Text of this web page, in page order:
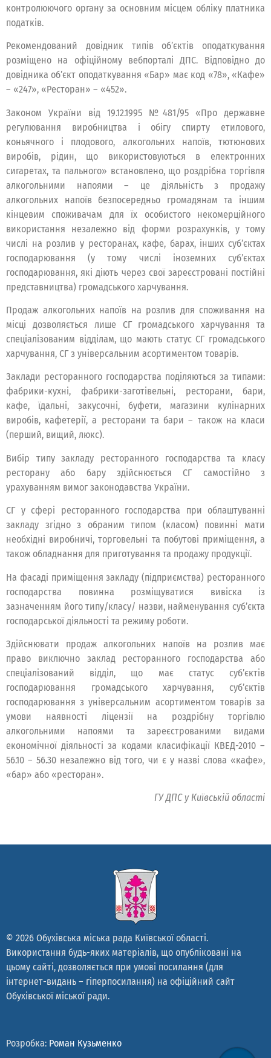
контролюючого органу за основним місцем обліку платника
податків.
Рекомендований довідник типів об’єктів оподаткування
розміщено на офіційному вебпорталі ДПС. Відповідно до
довідника об’єкт оподаткування «Бар» має код «78», «Кафе»
– «247», «Ресторан» – «452».
Законом України від 19.12.1995 №481/95 «Про державне
регулювання виробництва і обігу спирту етилового,
коньячного і плодового, алкогольних напоїв, тютюнових
виробів, рідин, що використовуються в електронних
сигаретах, та пального» встановлено, що роздрібна торгівля
алкогольними напоями – це діяльність з продажу
алкогольних напоїв безпосередньо громадянам та іншим
кінцевим споживачам для їх особистого некомерційного
використання незалежно від форми розрахунків, у тому
числі на розлив у ресторанах, кафе, барах, інших суб’єктах
господарювання (у тому числі іноземних суб’єктах
господарювання, які діють через свої зареєстровані постійні
представництва) громадського харчування.
Продаж алкогольних напоїв на розлив для споживання на
місці дозволяється лише СГ громадського харчування та
спеціалізованим відділам, що мають статус СГ громадського
харчування, СГ з універсальним асортиментом товарів.
Заклади ресторанного господарства поділяються за типами:
фабрики-кухні, фабрики-заготівельні, ресторани, бари,
кафе, їдальні, закусочні, буфети, магазини кулінарних
виробів, кафетерії, а ресторани та бари – також на класи
(перший, вищий, люкс).
Вибір типу закладу ресторанного господарства та класу
ресторану або бару здійснюється СГ самостійно з
урахуванням вимог законодавства України.
СГ у сфері ресторанного господарства при облаштуванні
закладу згідно з обраним типом (класом) повинні мати
необхідні виробничі, торговельні та побутові приміщення, а
також обладнання для приготування та продажу продукції.
На фасаді приміщення закладу (підприємства) ресторанного
господарства повинна розміщуватися вивіска із
зазначенням його типу/класу/ назви, найменування суб’єкта
господарської діяльності та режиму роботи.
Здійснювати продаж алкогольних напоїв на розлив має
право виключно заклад ресторанного господарства або
спеціалізований відділ, що має статус суб’єктів
господарювання громадського харчування, суб’єктів
господарювання з універсальним асортиментом товарів за
умови наявності ліцензії на роздрібну торгівлю
алкогольними напоями та зареєстрованими видами
економічної діяльності за кодами класифікації КВЕД-2010 –
56.10 – 56.30 незалежно від того, чи є у назві слова «кафе»,
«бар» або «ресторан».
ГУ ДПС у Київській області
© 2026 Обухівська міська рада Київської області.
Використання будь-яких матеріалів, що опубліковані на
цьому сайті, дозволяється при умові посилання (для
інтернет-видань – гіперпосилання) на офіційний сайт
Обухівської міської ради.
Розробка: Роман Кузьменко